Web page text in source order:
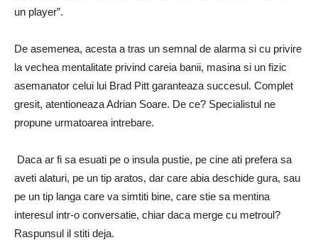
un player”.
De asemenea, acesta a tras un semnal de alarma si cu privire
la vechea mentalitate privind careia banii, masina si un fizic
asemanator celui lui Brad Pitt garanteaza succesul. Complet
gresit, atentioneaza Adrian Soare. De ce? Specialistul ne
propune urmatoarea intrebare.
Daca ar fi sa esuati pe o insula pustie, pe cine ati prefera sa
aveti alaturi, pe un tip aratos, dar care abia deschide gura, sau
pe un tip langa care va simtiti bine, care stie sa mentina
interesul intr-o conversatie, chiar daca merge cu metroul?
Raspunsul il stiti deja.